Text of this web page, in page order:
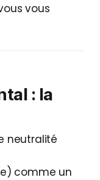
vous
: la
neutralité
comme un